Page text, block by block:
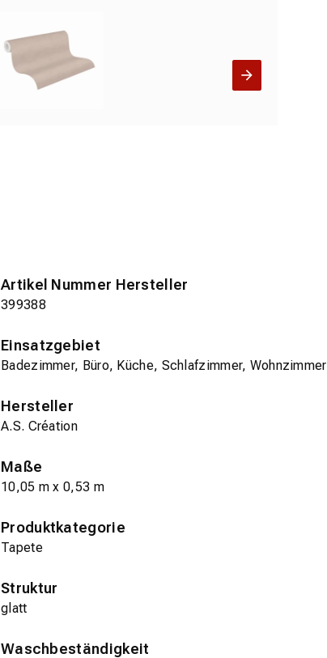
Artikel Nummer Hersteller
399388
Einsatzgebiet
Badezimmer, Büro, Küche, Schlafzimmer, Wohnzimmer
Hersteller
A.S. Création
Maße
10,05 m x 0,53 m
Produktkategorie
Tapete
Struktur
glatt
Waschbeständigkeit